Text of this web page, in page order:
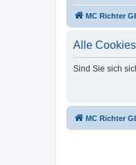
MC Richter
Alle
Sind Sie sich
MC Richter